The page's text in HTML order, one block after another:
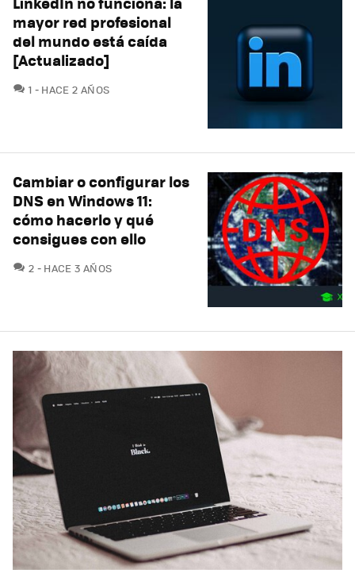
mayor red profesional
del mundo está caída
[Actualizado]
1 COMENTARIOS
HACE 2 AÑOS
Cambiar o configurar los
DNS en Windows 11:
cómo hacerlo y qué
consigues con ello
2 COMENTARIOS
HACE 3 AÑOS